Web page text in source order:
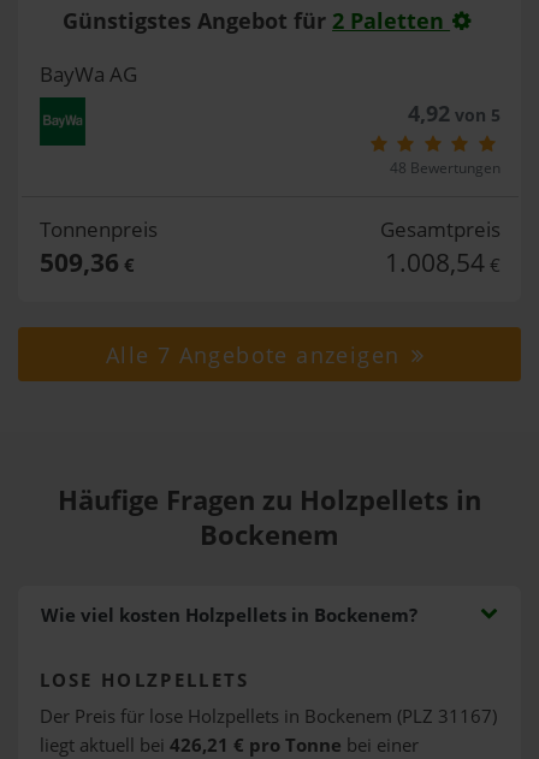
Günstigstes Angebot für 2 Paletten
BayWa AG
4,92von 5
48 Bewertungen
Tonnenpreis
509,36 €
Gesamtpreis
1.008,54 €
Alle 7 Angebote anzeigen
Häufige Fragen zu Holzpellets in
Bockenem
Wie viel kosten Holzpellets in Bockenem?
LOSE HOLZPELLETS
Der Preis für lose Holzpellets in Bockenem (PLZ 31167)
liegt aktuell bei 426,21 € pro Tonne bei einer